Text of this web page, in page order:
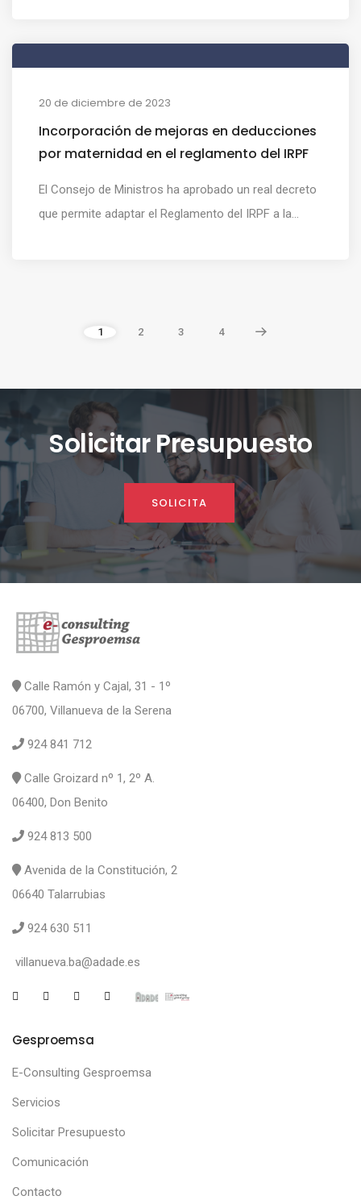
20 de diciembre de 2023
Incorporación de mejoras en deducciones
por maternidad en el reglamento del IRPF
El Consejo de Ministros ha aprobado un real decreto
que permite adaptar el Reglamento del IRPF a la...
1 2 3 4
Solicitar Presupuesto
SOLICITA
Calle Ramón y Cajal, 31 - 1º
06700, Villanueva de la Serena
924 841 712
Calle Groizard nº 1, 2º A.
06400, Don Benito
924 813 500
Avenida de la Constitución, 2
06640 Talarrubias
924 630 511
villanueva.ba@adade.es
Gesproemsa
E-Consulting Gesproemsa
Servicios
Solicitar Presupuesto
Comunicación
Contacto